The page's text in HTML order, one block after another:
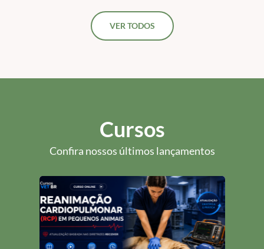
Pequenos Animais |VER TODOS
Cursos
Confira nossos últimos lançamentos